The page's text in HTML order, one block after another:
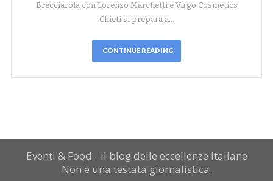
Brecciarola con Lorenzo Marchetti e Virgo Cosmetics
Chieti si prepara a…
CONTINUE READING
Eventi & Food - il blog delle eccellenze italiane
Non è una testata giornalistica.